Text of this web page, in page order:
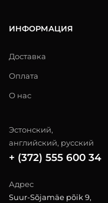
ИНФОРМАЦИЯ
Доставка
Оплата
О нас
Эстонский,
английский, русский
+ (372) 555 600 34
Адрес
Suur-Sõjamäe põik 9,